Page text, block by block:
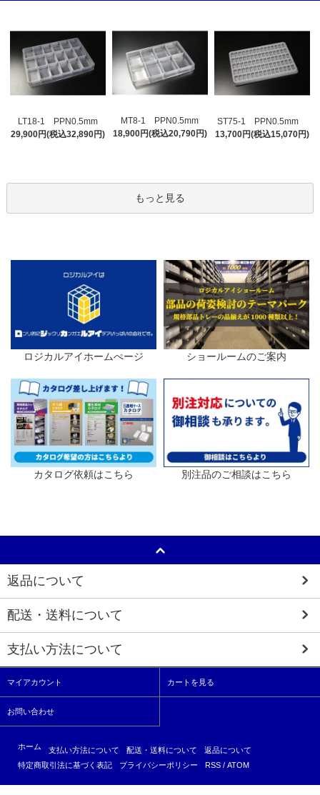
LT18-1 PPN0.5mm
29,900円(税込32,890円)
MT8-1 PPN0.5mm
18,900円(税込20,790円)
ST75-1 PPN0.5mm
13,700円(税込15,070円)
もっと見る
ロジカルアイホームぺージ ショールームのご案内
カタログ依頼はこちら 別注品のご相談はこちら
返品について
配送・送料について
支払い方法について
マイアカウント カートを見る
お問い合わせ
ホーム 支払い方法について 配送・送料について
返品について
特定商取引法に基づく表記
プライバシーポリシー RSS / ATOM